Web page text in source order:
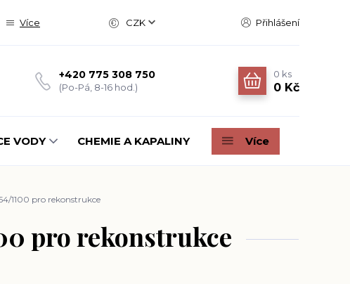
Více CZK Přihlášení
+420 775 308 750
(Po-Pá, 8-16 hod.)
0 ks
0 Kč
VODY CHEMIE A KAPALINY Více
1100 pro rekonstrukce
pro rekonstrukce